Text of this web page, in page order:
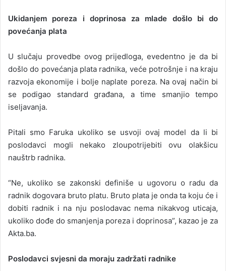
Ukidanjem poreza i doprinosa za mlade došlo bi do
povećanja plata
U slučaju provedbe ovog prijedloga, evedentno je da bi
došlo do povećanja plata radnika, veće potrošnje i na kraju
razvoja ekonomije i bolje naplate poreza. Na ovaj način bi
se podigao standard građana, a time smanjio tempo
iseljavanja.
Pitali smo Faruka ukoliko se usvoji ovaj model da li bi
poslodavci mogli nekako zloupotrijebiti ovu olakšicu
nauštrb radnika.
“Ne, ukoliko se zakonski definiše u ugovoru o radu da
radnik dogovara bruto platu. Bruto plata je onda ta koju će i
dobiti radnik i na nju poslodavac nema nikakvog uticaja,
ukoliko dođe do smanjenja poreza i doprinosa”, kazao je za
Akta.ba.
Poslodavci svjesni da moraju zadržati radnike